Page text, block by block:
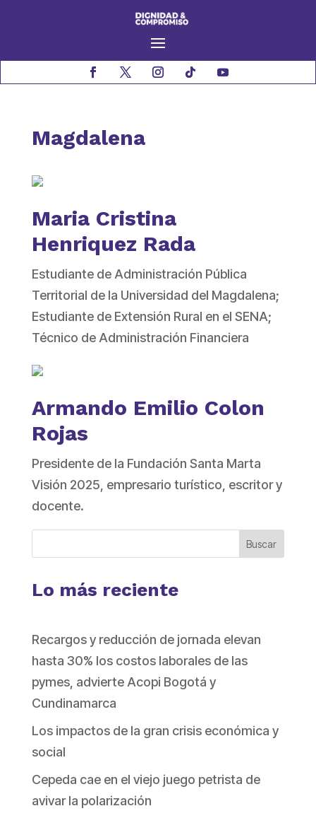
Magdalena
Maria Cristina
Henriquez Rada
Estudiante de Administración Pública
Territorial de la Universidad del Magdalena;
Estudiante de Extensión Rural en el SENA;
Técnico de Administración Financiera
Armando Emilio Colon
Rojas
Presidente de la Fundación Santa Marta
Visión 2025, empresario turístico, escritor y
docente.
Buscar
Lo más reciente
Recargos y reducción de jornada elevan
hasta 30% los costos laborales de las
pymes, advierte Acopi Bogotá y
Cundinamarca
Los impactos de la gran crisis económica y
social
Cepeda cae en el viejo juego petrista de
avivar la polarización